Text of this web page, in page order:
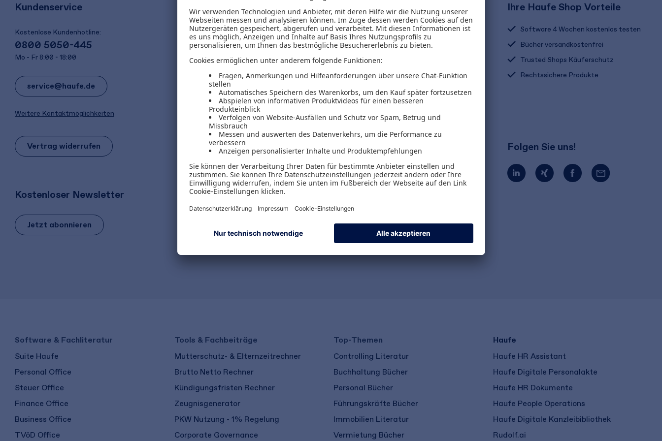
Kundenservice
Kostenlose Kundenhotline:
0800 5050-445
Mo - Fr 8:00 - 18:00
service@haufe.de
Weitere Kontaktmöglichkeiten
Vertrag widerrufen
Versand & Zahlungsarten
Versandpauschalen
Kostenlose Rücksendungen
Alle Zahlungsarten
Kostenloser Newsletter
Jetzt abonnieren
Ausgezeichnet und sicher
und zertifiziert und bietet Ihnen sicheren
​ ​
Ihre Haufe Shop Vorteile
Software 4 Wochen kostenlos testen
Bücher versandkostenfrei
Trusted Shops Käuferschutz
Rechtssichere Produkte
Folgen Sie uns!
Software & Fachliteratur
Suite Haufe
Personal Office
Steuer Office
Finance Office
Business Office
TVöD Office
Tools & Fachbeiträge
Mutterschutz- & Elternzeitrechner
Brutto Netto Rechner
Kündigungsfristen Rechner
Zeugnisgenerator
PKW Nutzung - 1% Regelung
Corporate Governance
Top-Themen
Controlling Literatur
Buchhaltung Bücher
Personal Bücher
Führungskräfte Bücher
Immobilien Literatur
Vermietung Bücher
Haufe
Haufe HR Assistant
Haufe Digitale Personalakte
Haufe HR Dokumente
Haufe People Operations
Haufe Digitale Kanzleibibliothek
Rudolf.ai